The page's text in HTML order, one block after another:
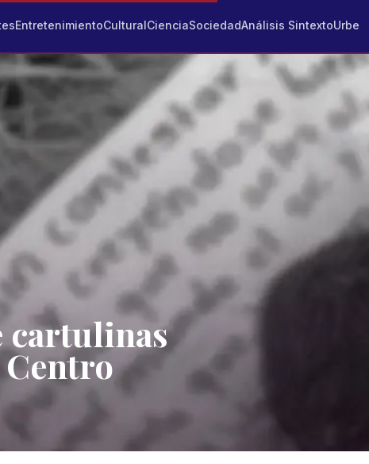
EntretenimientoCulturalCienciaSociedadAnálisis SintextoUrbe
cartulinas
Centro